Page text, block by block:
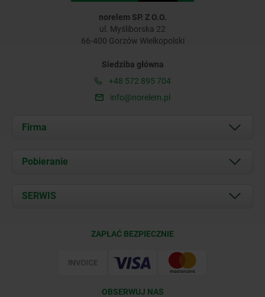
norelem SP. Z O.O.
ul. Myśliborska 22
66-400 Gorzów Wielkopolski
Siedziba główna
+48 572 895 704
info@norelem.pl
Firma
O nas
Kontakt
Pobieranie
Documents
SERWIS
ZAPŁAĆ BEZPIECZNIE
OBSERWUJ NAS